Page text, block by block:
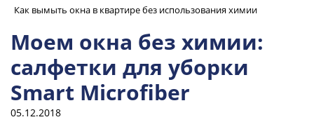
Как вымыть окна в квартире без использования химии
Моем окна без химии:
салфетки для уборки
Smart Microfiber
05.12.2018